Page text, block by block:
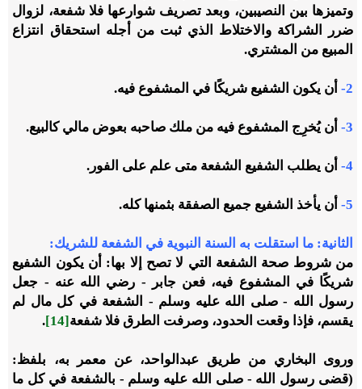
وتميزها بين النصيبين، وبعد تصريف شوارعها فلا شفعة، لزوال
ضرر الشراكة والاختلاط الذي ثبت من أجله استحقاق انتزاع
المبيع من المشتري.
2- أن يكون الشفيع شريكًا في المشفوع فيه.
3- أن يُخرِج المشفوع فيه من ملك صاحبه بعوض مالي كالبيع.
4- أن يطلب الشفيع الشفعة متى علم على الفور.
5- أن يأخذ الشفيع جميع الصفقة بثمنها كله.
الثانية: ما استقلت به السنة النبوية في الشفعة للشريك:
من شروط صحة الشفعة التي لا تصح إلا بها: أن يكون الشفيع
شريكًا في المشفوع فيه، فعن جابر - رضي الله عنه - جعل
رسول الله - صلى الله عليه وسلم - الشفعة في كل مال لم
يقسم، فإذا وقعت الحدود، وصرفت الطرق فلا شفعة[14]
.
وروى البخاري من طريق عبدالواحد، عن معمر به، بلفظ:
(قضى رسول الله - صلى الله عليه وسلم - بالشفعة في كل ما